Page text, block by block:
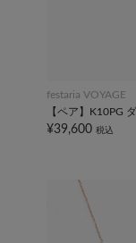
festaria VOYAGE
【ペア】K10PG
¥39,600 税込